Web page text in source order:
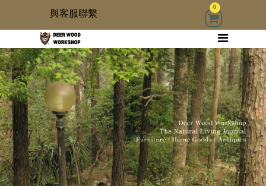
家具
木雜貨
生活器具
古物道具
與客服聯繫
0